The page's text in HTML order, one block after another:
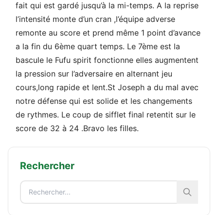
fait qui est gardé jusqu’à la mi-temps. A la reprise
l’intensité monte d’un cran ,l’équipe adverse
remonte au score et prend même 1 point d’avance
a la fin du 6ème quart temps. Le 7ème est la
bascule le Fufu spirit fonctionne elles augmentent
la pression sur l’adversaire en alternant jeu
cours,long rapide et lent.St Joseph a du mal avec
notre défense qui est solide et les changements
de rythmes. Le coup de sifflet final retentit sur le
score de 32 à 24 .Bravo les filles.
Rechercher